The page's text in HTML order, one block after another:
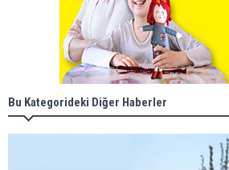
Bu Kategorideki Diğer Haberler